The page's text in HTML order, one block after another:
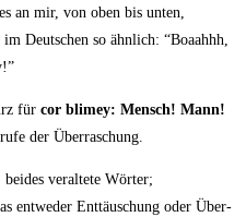
an mir, von oben bis unten,
Deut­schen so ähn­lich: “Boaahhh,
für cor bli­mey: Mensch! Mann!
der Überraschung.
ver­al­te­te Wörter;
ent­we­der Ent­täu­schung oder Über­